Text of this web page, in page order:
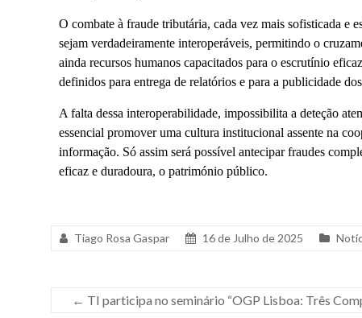
O combate à fraude tributária, cada vez mais sofisticada e
sejam verdadeiramente interoperáveis, permitindo o
ainda recursos humanos capacitados para o escrutínio
definidos para entrega de relatórios e para a publicidade
A falta dessa interoperabilidade, impossibilita a deteção
essencial promover uma cultura institucional assente na
informação. Só assim será possível antecipar fraudes
eficaz e duradoura, o património público.
Tiago Rosa Gaspar 16 de Julho de 2025
← TI participa no seminário “OGP Lisboa: Três